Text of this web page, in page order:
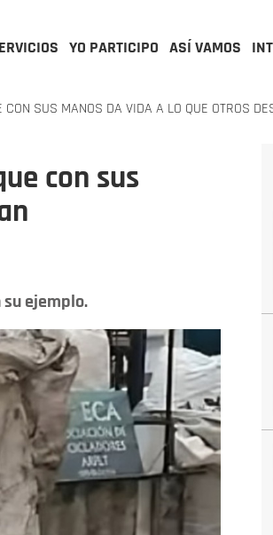
YO PARTICIPO ASÍ VAMOS
SUS MANOS DA VIDA A LO QUE OTROS
con sus
su ejemplo.